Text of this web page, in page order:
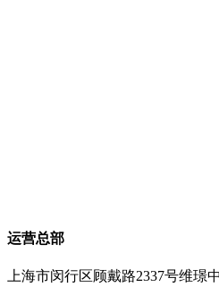
运营总部
上海市闵行区顾戴路2337号维璟